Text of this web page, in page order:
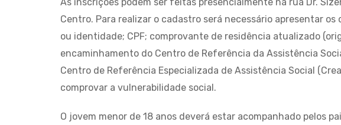
Centro. Para realizar o cadastro será necessário apresentar
ou identidade; CPF; comprovante de residência atualizado
encaminhamento do Centro de Referência da Assistência
Centro de Referência Especializada de Assistência Social
comprovar a vulnerabilidade social.
O jovem menor de 18 anos deverá estar acompanhado pelos